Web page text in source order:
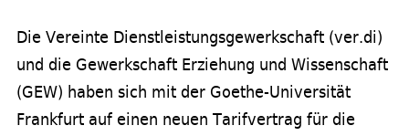
Die Vereinte Dienstleistungsgewerkschaft (ver.di)
und die Gewerkschaft Erziehung und Wissenschaft
(GEW) haben sich mit der Goethe-Universität
Frankfurt auf einen neuen Tarifvertrag für die